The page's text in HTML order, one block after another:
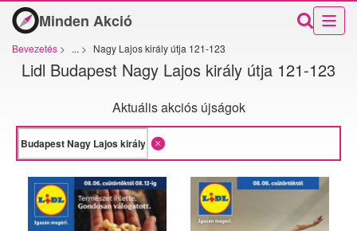
Minden Akció
Bevezetés > ... > Nagy Lajos király útja 121-123
Lidl Budapest Nagy Lajos király útja 121-123
Aktuális akciós újságok